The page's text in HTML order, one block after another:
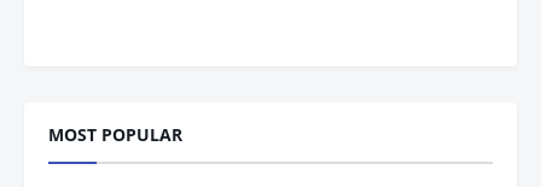
MOST POPULAR